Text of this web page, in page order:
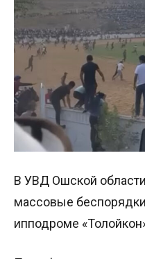
В УВД Ошской
массовые
ипподроме